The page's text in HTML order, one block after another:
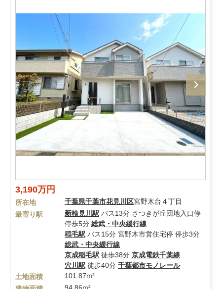
3,190万円
所在地 千葉県千葉市花見川区宮野木台４丁目
最寄り駅
新検見川駅 バス13分 さつきが丘団地入口停
停歩5分 総武・中央緩行線
稲毛駅 バス15分 宮野木市営住宅停 停歩3分
総武・中央緩行線
京成稲毛駅 徒歩38分 京成電鉄千葉線
穴川駅 徒歩40分 千葉都市モノレール
土地面積
101.87m²